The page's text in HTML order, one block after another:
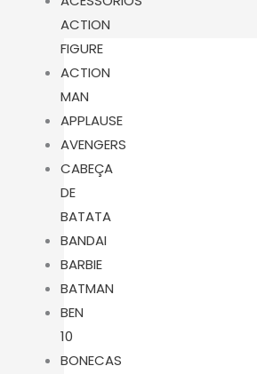
ACTION
FIGURE
ACTION
MAN
APPLAUSE
AVENGERS
CABEÇA
DE
BATATA
BANDAI
BARBIE
BATMAN
BEN
10
BONECAS